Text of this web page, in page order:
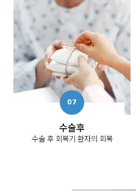
수술후
수술 후 회복기 환자의 회복